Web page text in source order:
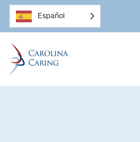
Español